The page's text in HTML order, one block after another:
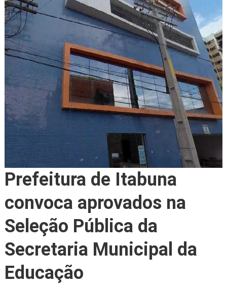
Prefeitura de Itabuna
convoca aprovados na
Seleção Pública da
Secretaria Municipal da
Educação